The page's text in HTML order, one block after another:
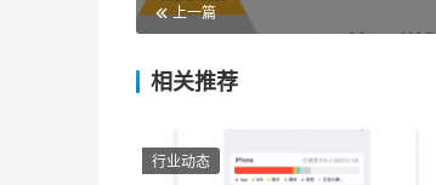
上一篇
相关推荐
行业动态